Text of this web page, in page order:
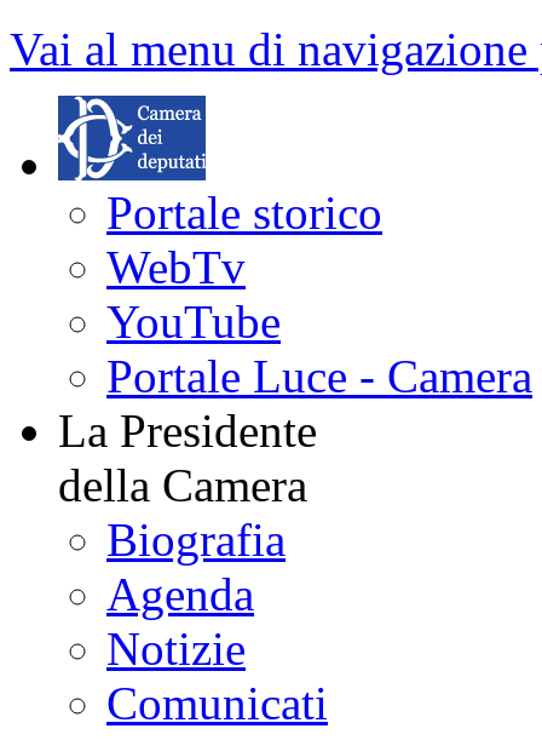
Vai al menu di
Portale storico
WebTv
YouTube
Portale Luce - Camera
La Presidente
della Camera
Biografia
Agenda
Notizie
Comunicati